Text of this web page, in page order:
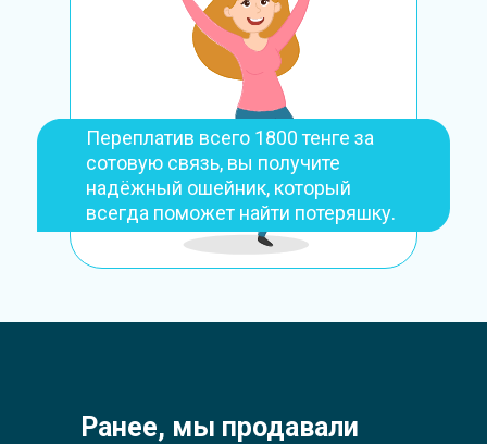
Переплатив всего 1800 тенге за
сотовую связь, вы получите
надёжный ошейник, который
всегда поможет найти потеряшку.
Ранее, мы продавали